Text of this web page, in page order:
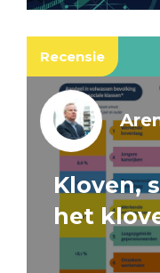
Recensie
Kloven,
het